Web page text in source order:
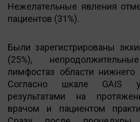
Нежелательные явления
пациентов (31%).
Были зарегистрированы
(25%),
лимфостаз области
Согласно шкале GAIS
результатами на
врачом и пациентом